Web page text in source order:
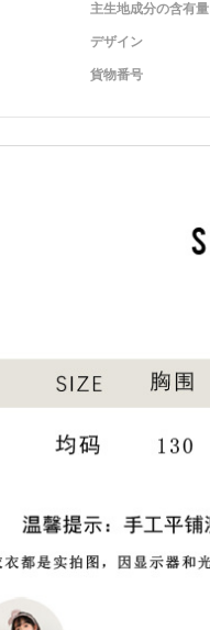
主生地成分の含有量
デザイン
貨物番号